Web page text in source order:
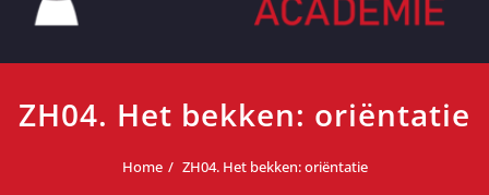
ZH04. Het bekken: oriëntatie
Home ZH04. Het bekken: oriëntatie